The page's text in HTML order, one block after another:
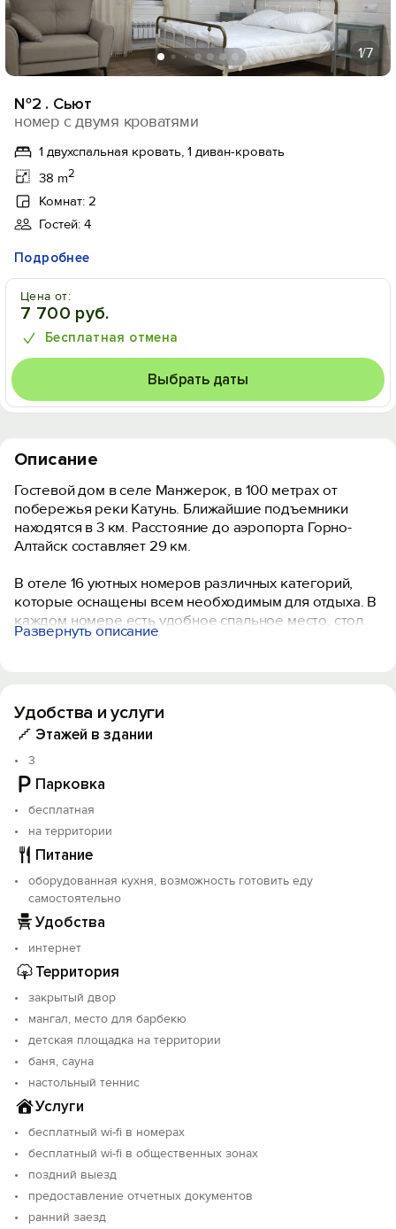
1/7
№2 . Сьют
номер с двумя кроватями
1 двухспальная кровать, 1 диван-кровать
38 m2
Комнат: 2
Гостей: 4
Подробнее
Цена от:
7 700 руб.
Бесплатная отмена
Выбрать даты
Описание
Гостевой дом в селе Манжерок, в 100 метрах от
побережья реки Катунь. Ближайшие подъемники
находятся в 3 км. Расстояние до аэропорта Горно-
Алтайск составляет 29 км.
В отеле 16 уютных номеров различных категорий,
которые оснащены всем необходимым для отдыха. В
каждом номере есть удобное спальное место, стол.
Некоторые номера оснащены телевизором.
В распоряжении гостей: открытая беседка с кухней,
площадка, настольный теннис, баня, собственная
парковка.
Развернуть описание
Удобства и услуги
Этажей в здании
3
Парковка
бесплатная
на территории
Питание
оборудованная кухня, возможность готовить еду
самостоятельно
Удобства
интернет
Территория
закрытый двор
мангал, место для барбекю
детская площадка на территории
баня, сауна
настольный теннис
Услуги
бесплатный wi-fi в номерах
бесплатный wi-fi в общественных зонах
поздний выезд
предоставление отчетных документов
ранний заезд